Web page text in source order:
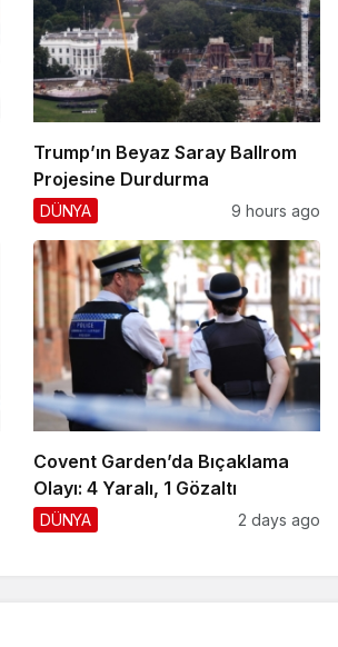
Trump’ın Beyaz Saray Ballrom
Projesine Durdurma
DÜNYA 9 hours ago
Covent Garden’da Bıçaklama
Olayı: 4 Yaralı, 1 Gözaltı
DÜNYA 2 days ago